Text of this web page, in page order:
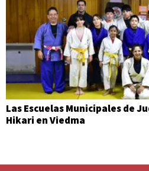
Las Escuelas Municipales de
Hikari en Viedma